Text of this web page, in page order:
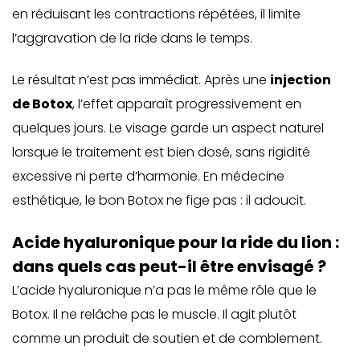
en réduisant les contractions répétées, il limite
l’aggravation de la ride dans le temps.
Le résultat n’est pas immédiat. Après une injection
de Botox, l’effet apparaît progressivement en
quelques jours. Le visage garde un aspect naturel
lorsque le traitement est bien dosé, sans rigidité
excessive ni perte d’harmonie. En médecine
esthétique, le bon Botox ne fige pas : il adoucit.
Acide hyaluronique pour la ride du lion :
dans quels cas peut-il être envisagé ?
L’acide hyaluronique n’a pas le même rôle que le
Botox. Il ne relâche pas le muscle. Il agit plutôt
comme un produit de soutien et de comblement.